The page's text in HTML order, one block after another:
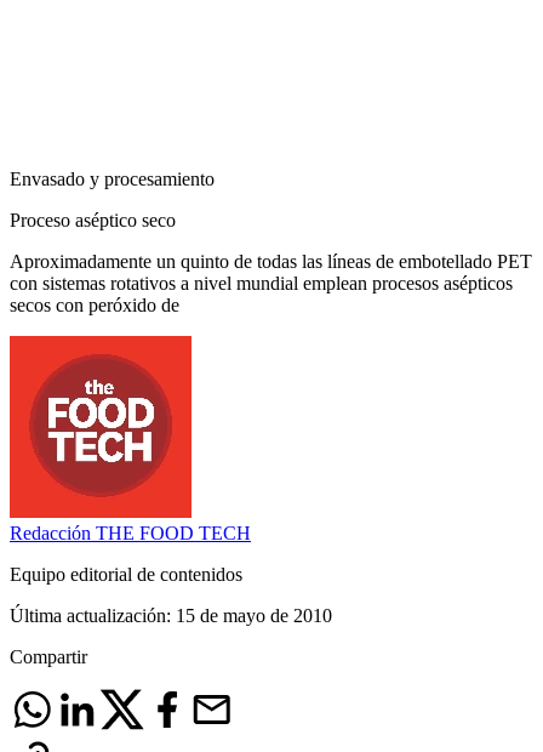
Envasado y procesamiento
Proceso aséptico seco
Aproximadamente un quinto de todas las líneas de embotellado PET
con sistemas rotativos a nivel mundial emplean procesos asépticos
secos con peróxido de
Redacción THE FOOD TECH
Equipo editorial de contenidos
Última actualización: 15 de mayo de 2010
Compartir